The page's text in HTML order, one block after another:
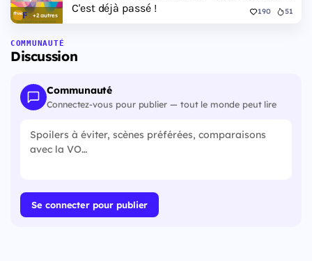
+2 autres
C'est déjà passé ! 190 51
COMMUNAUTÉ
Discussion
Communauté
Connectez-vous pour publier — tout le monde peut lire
Se connecter pour publier